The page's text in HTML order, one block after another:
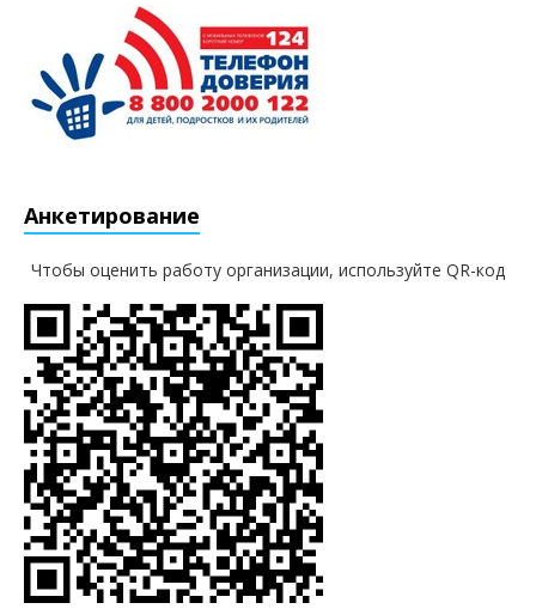
Анкетирование
Чтобы оценить работу организации, используйте QR-код